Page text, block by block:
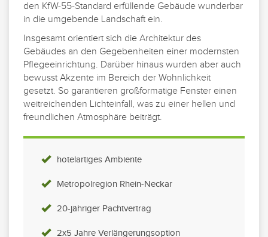
den KfW-55-Standard erfüllende Gebäude wunderbar
in die umgebende Landschaft ein.
Insgesamt orientiert sich die Architektur des
Gebäudes an den Gegebenheiten einer modernsten
Pflegeeinrichtung. Darüber hinaus wurden aber auch
bewusst Akzente im Bereich der Wohnlichkeit
gesetzt. So garantieren großformatige Fenster einen
weitreichenden Lichteinfall, was zu einer hellen und
freundlichen Atmosphäre beiträgt.
hotelartiges Ambiente
Metropolregion Rhein-Neckar
20-jähriger Pachtvertrag
2x5 Jahre Verlängerungsoption